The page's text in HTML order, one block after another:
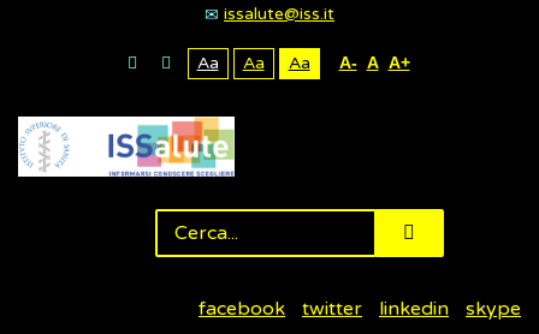
issalute@iss.it
Aa Aa Aa A- A A+
facebook twitter linkedin skype